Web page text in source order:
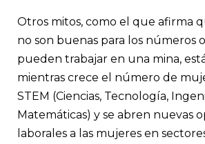
Otros mitos, como el que afirma
no son buenas para los números
pueden trabajar en una mina,
mientras crece el número de
STEM (Ciencias, Tecnología,
Matemáticas) y se abren nuevas
laborales a las mujeres en